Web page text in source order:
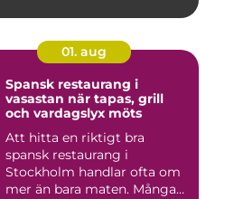
01. aug
Spansk restaurang i
vasastan när tapas, grill
och vardagslyx möts
Att hitta en riktigt bra
spansk restaurang i
Stockholm handlar ofta om
mer än bara maten. Många